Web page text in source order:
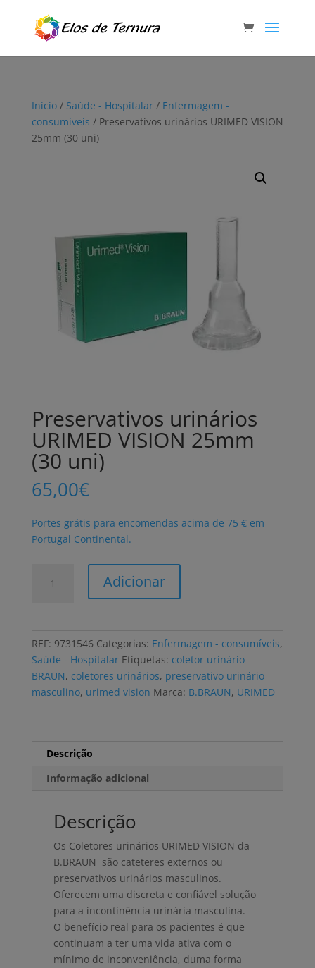
Início/ Saúde - Hospitalar/ Enfermagem -
consumíveis / Preservativos urinários URIMED VISION
25mm (30 uni)
Preservativos urinários
URIMED VISION 25mm
(30 uni)
65,00€
Portes grátis para encomendas acima de 75 € em
Portugal Continental.
VISION
Adicionar
REF: 9731546 Categorias: Enfermagem - consumíveis,
Saúde - Hospitalar Etiquetas: coletor urinário
BRAUN, coletores urinários, preservativo urinário
masculino, urimed vision Marca: B.BRAUN, URIMED
Descrição
Informação adicional
Descrição
Os Coletores urinários URIMED VISION da
B.BRAUN são cateteres externos ou
preservativos urinários masculinos.
Oferecem uma discreta e confiável solução
para a incontinência urinária masculina.
O benefício real para os pacientes é que
continuam a ter uma vida ativa com o
mínimo de inconveniência, duma forma